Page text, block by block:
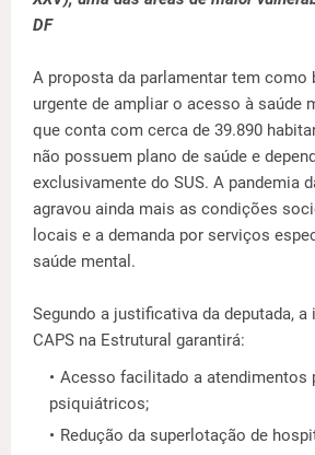
DF
A proposta da parlamentar tem como
urgente de ampliar o acesso à saúde
que conta com cerca de 39.890
não possuem plano de saúde e
exclusivamente do SUS. A pandemia
agravou ainda mais as condições
locais e a demanda por serviços
saúde mental.
Segundo a justificativa da deputada,
CAPS na Estrutural garantirá:
Acesso facilitado a atendimentos
psiquiátricos;
Redução da superlotação de